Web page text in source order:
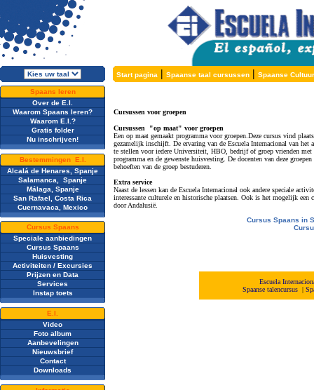
Start pagina | Spaanse taal cursussen | Spaanse Cultuur
Spaans leren
Over de E.I.
Waarom Spaans leren?
Waarom E.I.?
Gratis folder
Nu inschrijven!
Bestemmingen E.I.
Alcalá de Henares, Spanje
Salamanca, Spanje
Málaga, Spanje
San Rafael, Costa Rica
Cuernavaca, Mexico
Cursus Spaans
Speciale aanbiedingen
Cursus Spaans
Huisvesting
Activiteiten / Excursies
Prijzen en Data
Services
Instap toets
E.I.
Video
Foto album
Aanbevelingen
Nieuwsbrief
Contact
Downloads
Cursussen voor groepen
Cursussen "op maat" voor groepen
Een op maat gemaakt programma voor groepen.Deze cursus vind
gezamelijk inschijft. De ervaring van de Escuela Internacional van het
te stellen voor iedere Universiteit, HBO, bedrijf of groep vrienden
programma en de gewenste huisvesting. De docenten van deze
behoeften van de groep bestuderen.
Extra service
Naast de lessen kan de Escuela Internacional ook andere speciale
interessante culturele en historische plaatsen. Ook is het mogelijk
door Andalusië.
Cursus Spaans in
Escuela
Spaanse talencursus |